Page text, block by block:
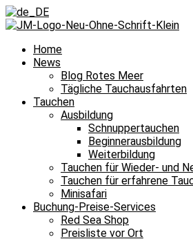
Home
News
Blog Rotes Meer
Tägliche Tauchausfahrten
Tauchen
Ausbildung
Schnuppertauchen
Beginnerausbildung
Weiterbildung
Tauchen für Wieder- und
Tauchen für erfahrene
Minisafari
Buchung-Preise-Services
Red Sea Shop
Preisliste vor Ort